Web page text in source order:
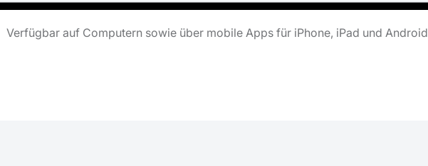
Verfügbar auf Computern sowie über mobile Apps für iPhone, iPad und Android